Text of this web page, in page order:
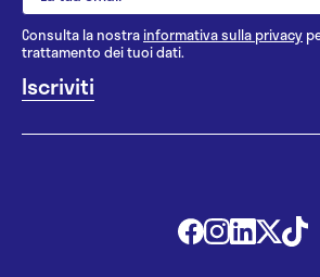
Consulta la nostrainformativa sulla privacy
trattamento dei tuoi dati.